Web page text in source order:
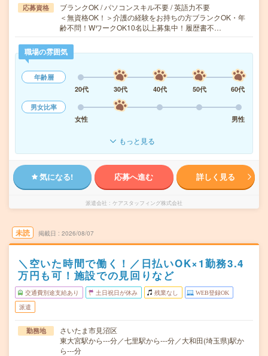
応募資格
ブランクOK / パソコンスキル不要 / 英語力不要
＜無資格OK！＞介護の経験をお持ちの方ブランクOK・年
齢不問！WワークOK10名以上募集中！履歴書不…
職場の雰囲気
年齢層
20代
30代 40代 50代
60代
男女比率
女性
男性
もっと見る
気になる! 応募へ進む 詳しく見る
派遣会社 ケアスタッフィング株式会社
未読 掲載日 2026/08/07
＼空いた時間で働く！／日払いOK×1勤務3.4
万円も可！施設での見回りなど
交通費別途支給あり 土日祝日が休み 残業なし WEB登録OK
派遣
勤務地
さいたま市見沼区
東大宮駅から---分／七里駅から---分／大和田(埼玉県)駅か
ら---分